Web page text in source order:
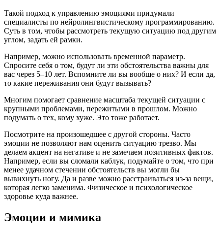
Такой подход к управлению эмоциями придумали
специалисты по нейролингвистическому программированию.
Суть в том, чтобы рассмотреть текущую ситуацию под другим
углом, задать ей рамки.
Например, можно использовать временной параметр.
Спросите себя о том, будут ли эти обстоятельства важны для
вас через 5–10 лет. Вспомните ли вы вообще о них? И если да,
то какие переживания они будут вызывать?
Многим помогает сравнение масштаба текущей ситуации с
крупными проблемами, пережитыми в прошлом. Можно
подумать о тех, кому хуже. Это тоже работает.
Посмотрите на произошедшее с другой стороны. Часто
эмоции не позволяют нам оценить ситуацию трезво. Мы
делаем акцент на негативе и не замечаем позитивных фактов.
Например, если вы сломали каблук, подумайте о том, что при
менее удачном стечении обстоятельств вы могли бы
вывихнуть ногу. Да и разве можно расстраиваться из-за вещи,
которая легко заменима. Физическое и психологическое
здоровье куда важнее.
Эмоции и мимика